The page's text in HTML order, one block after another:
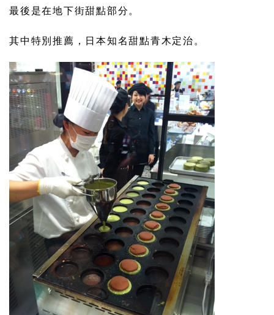
最後是在地下街甜點部分。
其中特別推薦，日本知名甜點青木定治。